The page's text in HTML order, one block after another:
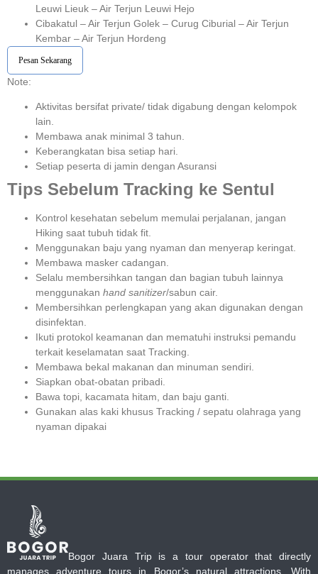
Leuwi Lieuk – Air Terjun Leuwi Hejo
Cibakatul – Air Terjun Golek – Curug Ciburial – Air Terjun
Kembar – Air Terjun Hordeng
Pesan Sekarang
Note:⁣⁣
Aktivitas bersifat private/ tidak digabung dengan kelompok
lain.
Membawa anak minimal 3 tahun.⁣⁣
Keberangkatan bisa setiap hari.⁣⁣
Setiap peserta di jamin dengan Asuransi ⁣⁣
Tips Sebelum Tracking ke Sentul
Kontrol kesehatan sebelum memulai perjalanan, jangan
Hiking saat tubuh tidak fit.
Menggunakan baju yang nyaman dan menyerap keringat.
Membawa masker cadangan.
Selalu membersihkan tangan dan bagian tubuh lainnya
menggunakan hand sanitizer/sabun cair.
Membersihkan perlengkapan yang akan digunakan dengan
disinfektan.
Ikuti protokol keamanan dan mematuhi instruksi pemandu
terkait keselamatan saat Tracking.
Membawa bekal makanan dan minuman sendiri.
Siapkan obat-obatan pribadi.
Bawa topi, kacamata hitam, dan baju ganti.
Gunakan alas kaki khusus Tracking / sepatu olahraga yang
nyaman dipakai
Bogor Juara Trip is a tour operator that directly
manages adventure tours in Bogor’s natural attractions. With